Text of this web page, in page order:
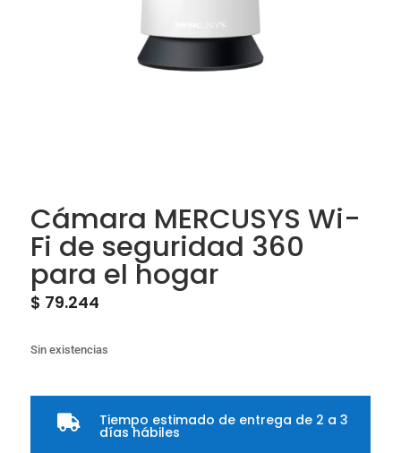
Cámara MERCUSYS Wi-
Fi de seguridad 360
para el hogar
$ 79.244
Sin existencias
 Tiempo estimado de entrega de 2 a 3
días hábiles